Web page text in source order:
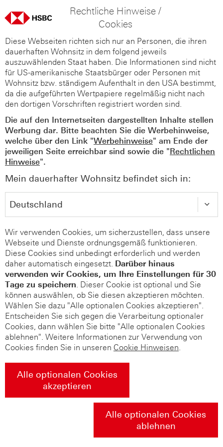
Rechtliche Hinweise /
Cookies
Diese Webseiten richten sich nur an Personen, die ihren
dauerhaften Wohnsitz in dem folgend jeweils
auszuwählenden Staat haben. Die Informationen sind nicht
für US-amerikanische Staatsbürger oder Personen mit
Wohnsitz bzw. ständigem Aufenthalt in den USA bestimmt,
da die aufgeführten Wertpapiere regelmäßig nicht nach
den dortigen Vorschriften registriert worden sind.
Die auf den Internetseiten dargestellten Inhalte stellen
Werbung dar. Bitte beachten Sie die Werbehinweise,
welche über den Link "Werbehinweise" am Ende der
jeweiligen Seite erreichbar sind sowie die "Rechtlichen
Hinweise".
Mein dauerhafter Wohnsitz befindet sich in:
Wir verwenden Cookies, um sicherzustellen, dass unsere
Webseite und Dienste ordnungsgemäß funktionieren.
Diese Cookies sind unbedingt erforderlich und werden
daher automatisch eingesetzt. Darüber hinaus
verwenden wir Cookies, um Ihre Einstellungen für 30
Tage zu speichern. Dieser Cookie ist optional und Sie
können auswählen, ob Sie diesen akzeptieren möchten.
Wählen Sie dazu "Alle optionalen Cookies akzeptieren".
Entscheiden Sie sich gegen die Verarbeitung optionaler
Cookies, dann wählen Sie bitte "Alle optionalen Cookies
ablehnen". Weitere Informationen zur Verwendung von
Cookies finden Sie in unseren Cookie Hinweisen.
Alle optionalen Cookies
akzeptieren
Alle optionalen Cookies
ablehnen